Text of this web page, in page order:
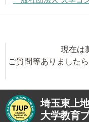
現在は
ご質問等ありました
埼玉東上
大学教育